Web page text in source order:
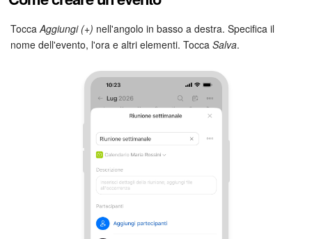
Firma elettronica per HR
Automazione
Flussi di lavoro
Marketing
Gestione inventario
ToccaAggiungi (+) nell'angolo in basso a destra. Specifica il
nome dell'evento, l'ora e altri elementi. Tocca Salva.